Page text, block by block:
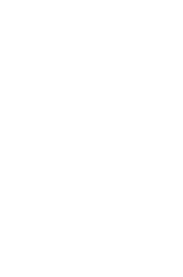
Filantropi